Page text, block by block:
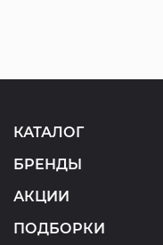
КАТАЛОГ
БРЕНДЫ
АКЦИИ
ПОДБОРКИ